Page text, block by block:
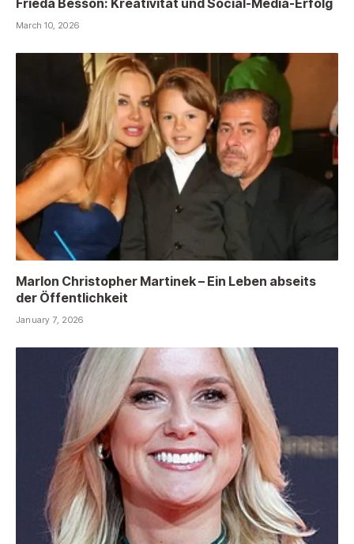
Frieda Besson: Kreativität und Social-Media-Erfolg
March 10, 2026
Marlon Christopher Martinek – Ein Leben abseits
der Öffentlichkeit
January 7, 2026